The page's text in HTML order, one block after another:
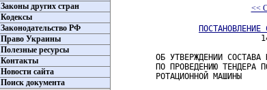
Законы других стран
Кодексы
Законодательство РФ
Право Украины
Полезные ресурсы
Контакты
Новости сайта
Поиск документа
<<
ОБ УТВЕРЖДЕНИИ СОСТАВА
ПО ПРОВЕДЕНИЮ ТЕНДЕРА
РОТАЦИОННОЙ МАШИНЫ